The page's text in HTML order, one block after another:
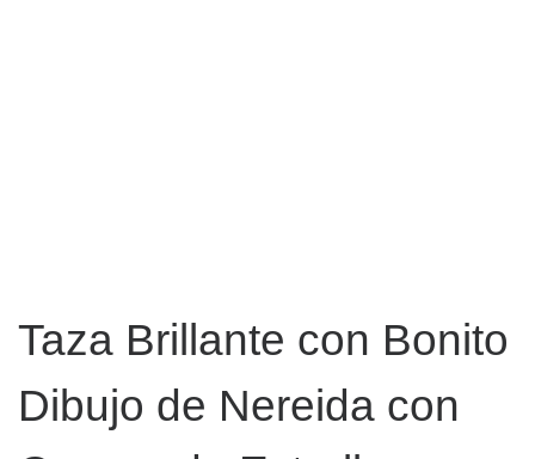
Taza Brillante con Bonito
Dibujo de Nereida con